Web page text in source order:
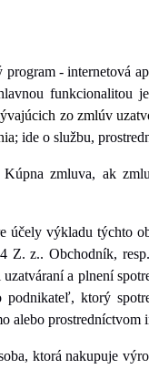
program - internetová
funkcionalitou
zo zmlúv
; ide o službu,
zmluva, ak
účely výkladu týchto
Z. z.. Obchodník,
a plnení
podnikateľ, ktorý
alebo
ktorá nakupuje